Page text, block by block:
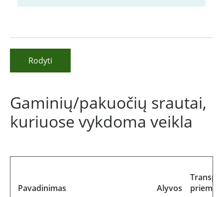
Rodyti
Gaminių/pakuočių srautai,
kuriuose vykdoma veikla
Pavadinimas Alyvos